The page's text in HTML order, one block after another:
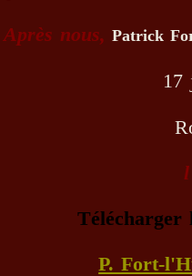
Après nous,Patrick
17
P. Fort-